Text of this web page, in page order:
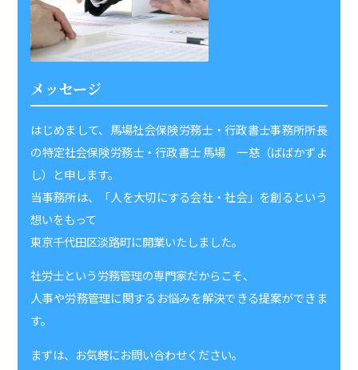
メッセージ
はじめまして、馬場社会保険労務士・行政書士事務所所長
の特定社会保険労務士・行政書士 馬場 一慈（ばばかずよ
し）と申します。
当事務所は、「人を大切にする会社・社会」を創るという
想いをもって
東京千代田区淡路町に開業いたしました。
社労士という労務管理の専門家だからこそ、
人事や労務管理に関するお悩みを解決できる提案ができま
す。
まずは、お気軽にお問い合わせください。